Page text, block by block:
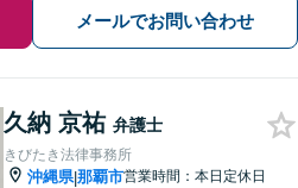
メールでお問い合わせ
久納 京祐 弁護士
きびたき法律事務所
沖縄県|那覇市営業時間：本日定休日